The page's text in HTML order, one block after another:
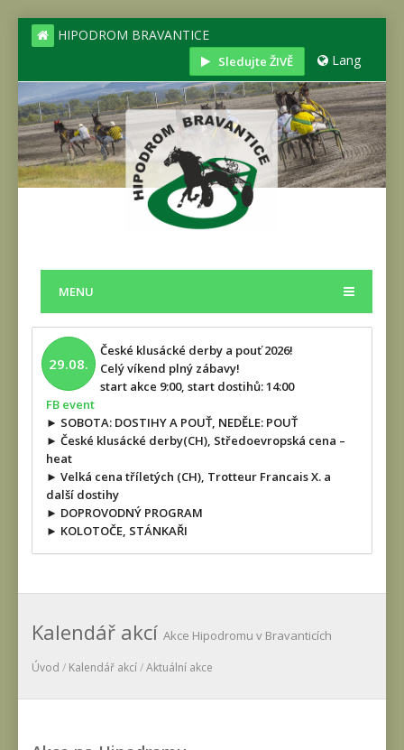
HIPODROM BRAVANTICE
Sledujte ŽIVĚ Lang
MENU
29.08.
České klusácké derby a pouť 2026!
Celý víkend plný zábavy!
start akce 9:00, start dostihů: 14:00
FB event
► SOBOTA: DOSTIHY A POUŤ, NEDĚLE: POUŤ
► České klusácké derby(CH), Středoevropská cena –
heat
► Velká cena tříletých (CH), Trotteur Francais X. a
další dostihy
► DOPROVODNÝ PROGRAM
► KOLOTOČE, STÁNKAŘI
Kalendář akcí Akce Hipodromu v Bravanticích
Úvod / Kalendář akcí/Aktuální akce